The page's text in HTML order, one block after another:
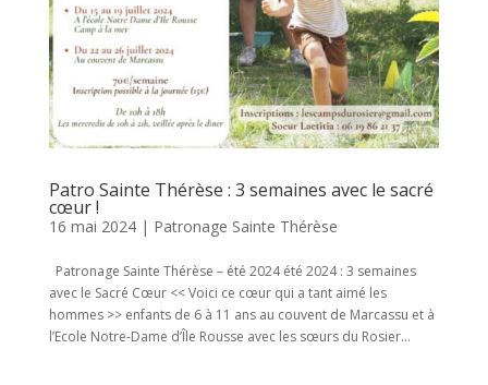
Patro Sainte Thérèse : 3 semaines avec le sacré
cœur !
16 mai 2024| Patronage Sainte Thérèse
Patronage Sainte Thérèse – été 2024 été 2024 : 3 semaines
avec le Sacré Cœur << Voici ce cœur qui a tant aimé les
hommes >> enfants de 6 à 11 ans au couvent de Marcassu et à
l’Ecole Notre-Dame d’Île Rousse avec les sœurs du Rosier...